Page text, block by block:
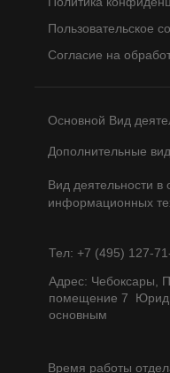
Тел: +7 (495) 127-
Время работы
Адрес: Чебоксары,
помещение 7
основным
Пользовательское
Согласие на
Основной Вид
Дополнительные
Вид деятельности в
информационных